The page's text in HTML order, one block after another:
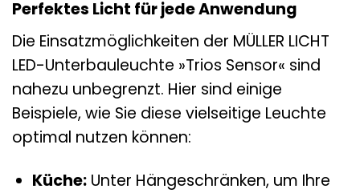
Perfektes Licht für jede Anwendung
Die Einsatzmöglichkeiten der MÜLLER LICHT
LED-Unterbauleuchte »Trios Sensor« sind
nahezu unbegrenzt. Hier sind einige
Beispiele, wie Sie diese vielseitige Leuchte
optimal nutzen können:
Küche:Unter Hängeschränken, um Ihre